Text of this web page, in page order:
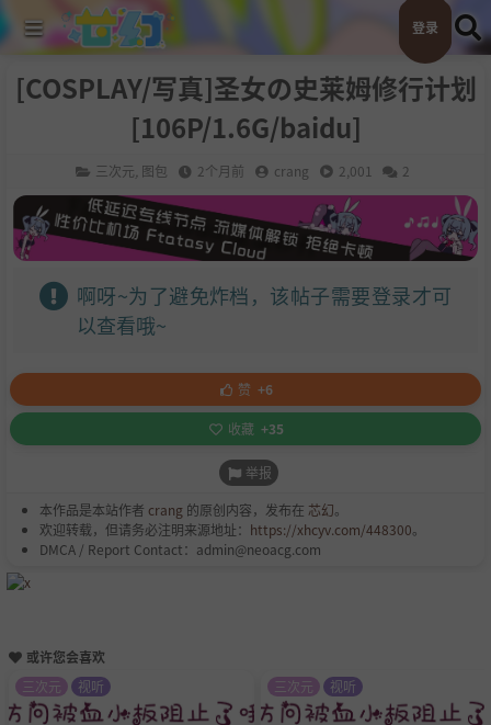
登录
[COSPLAY/写真]圣女の史莱姆修行计划
[106P/1.6G/baidu]
三次元 图包 2个月前 crang 2,001 2
啊呀~为了避免炸档，该帖子需要登录才可
以查看哦~
赞 +6
收藏 +35
举报
本作品是本站作者 crang 的原创内容，发布在 芯幻。
欢迎转载，但请务必注明来源地址： https://xhcyv.com/448300。
DMCA / Report Contact：admin@neoacg.com
或许您会喜欢
三次元 视听 三次元 视听